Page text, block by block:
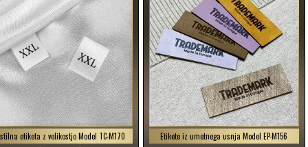
etiketa z velikostjo Model TC-M170 Etikete iz umetnega usnja Model EP-M156